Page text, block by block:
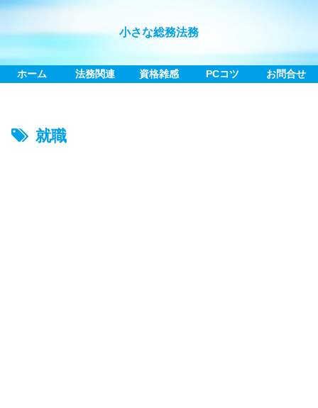
小さな総務法務
ホーム 法務関連 資格雑感 PCコツ お問合せ
就職